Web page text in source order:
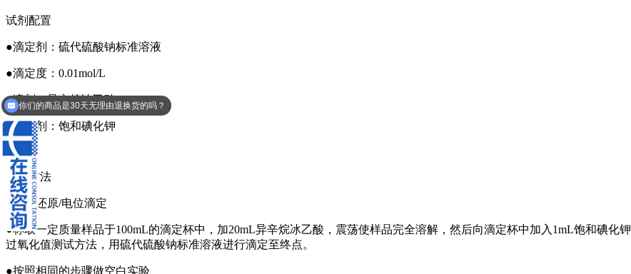
试剂配置
●滴定剂：硫代硫酸钠标准溶液
●滴定度：0.01mol/L
●溶剂：异辛烷冰乙酸(2:3)
●反应剂：饱和碘化钾
测定方法
●氧化还原/电位滴定
●称取一定质量样品于100mL的滴定杯中，加20mL异辛烷冰乙酸，震荡使样品完全溶解，然后向滴定杯中加入1mL饱和碘化
过氧化值测试方法，用硫代硫酸钠标准溶液进行滴定至终点。
●按照相同的步骤做空白实验
你们的商品是30天无理由退换货的吗？